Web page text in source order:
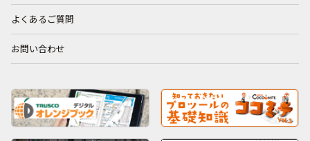
よくあるご質問
お問い合わせ